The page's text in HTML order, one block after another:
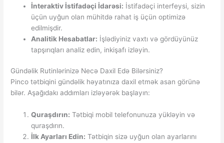
İnteraktiv İstifadəçi İdarəsi: İstifadəçi interfeysi, sizin
üçün uyğun olan mühitdə rahat iş üçün optimizə
edilmişdir.
Analitik Hesabatlar: İşlədiyiniz vaxtı və gördüyünüz
tapşırıqları analiz edin, inkişafı izləyin.
Gündəlik Rutinlərinizə Necə Daxil Edə Bilərsiniz?
Pinco tətbiqini gündəlik həyatınıza daxil etmək asan görünə
bilər. Aşağıdakı addımları izləyərək başlayın:
Quraşdırın: Tətbiqi mobil telefonunuza yükləyin və
quraşdırın.
İlk Ayarları Edin: Tətbiqin sizə uyğun olan ayarlarını